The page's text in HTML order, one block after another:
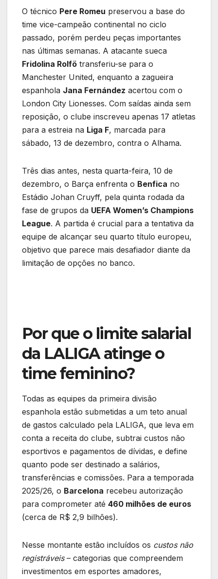
O técnico Pere Romeu preservou a base do
time vice-campeão continental no ciclo
passado, porém perdeu peças importantes
nas últimas semanas. A atacante sueca
Fridolina Rolfö transferiu-se para o
Manchester United, enquanto a zagueira
espanhola Jana Fernández acertou com o
London City Lionesses. Com saídas ainda sem
reposição, o clube inscreveu apenas 17 atletas
para a estreia na Liga F, marcada para
sábado, 13 de dezembro, contra o Alhama.
Três dias antes, nesta quarta-feira, 10 de
dezembro, o Barça enfrenta o Benfica no
Estádio Johan Cruyff, pela quinta rodada da
fase de grupos da UEFA Women’s Champions
League. A partida é crucial para a tentativa da
equipe de alcançar seu quarto título europeu,
objetivo que parece mais desafiador diante da
limitação de opções no banco.
Por que o limite salarial
da LALIGA atinge o
time feminino?
Todas as equipes da primeira divisão
espanhola estão submetidas a um teto anual
de gastos calculado pela LALIGA, que leva em
conta a receita do clube, subtrai custos não
esportivos e pagamentos de dívidas, e define
quanto pode ser destinado a salários,
transferências e comissões. Para a temporada
2025/26, o Barcelona recebeu autorização
para comprometer até 460 milhões de euros
(cerca de R$ 2,9 bilhões).
Nesse montante estão incluídos os custos não
registráveis– categorias que compreendem
investimentos em esportes amadores,